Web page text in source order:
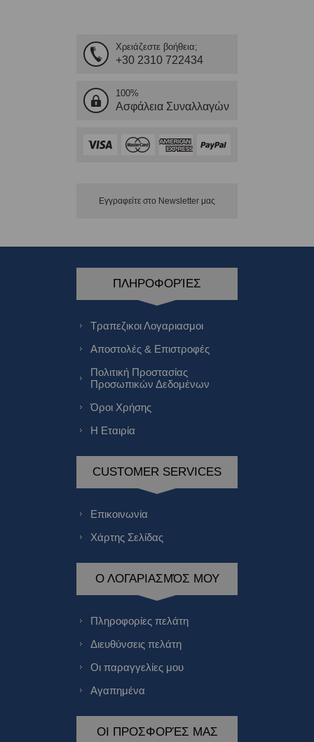
Χρειάζεστε βοήθεια;
+30 2310 722434
100%
Ασφάλεια Συναλλαγών
Εγγραφείτε στο Νewsletter μας
ΠΛΗΡΟΦΟΡΊΕΣ
Τραπεζικοι Λογαριασμοι
Αποστολές & Επιστροφές
Πολιτική Προστασίας
Προσωπικών Δεδομένων
Όροι Χρήσης
Η Εταιρία
CUSTOMER SERVICES
Επικοινωνία
Χάρτης Σελίδας
Ο ΛΟΓΑΡΙΑΣΜΌΣ ΜΟΥ
Πληροφορίες πελάτη
Διευθύνσεις πελάτη
Οι παραγγελίες μου
Αγαπημένα
ΟΙ ΠΡΟΣΦΟΡΈΣ ΜΑΣ